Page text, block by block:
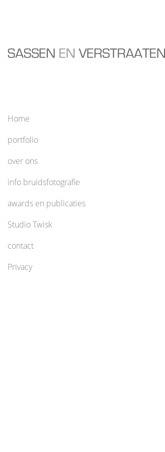
Home
portfolio
over ons
info bruidsfotografie
awards en publicaties
Studio Twisk
contact
Privacy